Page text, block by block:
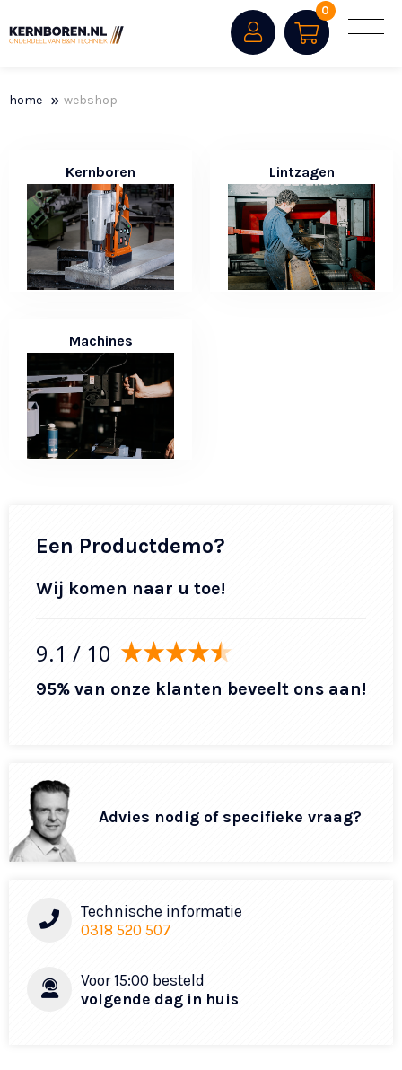
0
home webshop
Kernboren Lintzagen
Machines
Een Productdemo?
Wij komen naar u toe!
9.1 / 10
95% van onze klanten beveelt ons aan!
Advies nodig of specifieke vraag?
Technische informatie
0318 520 507
Voor 15:00 besteld
volgende dag in huis